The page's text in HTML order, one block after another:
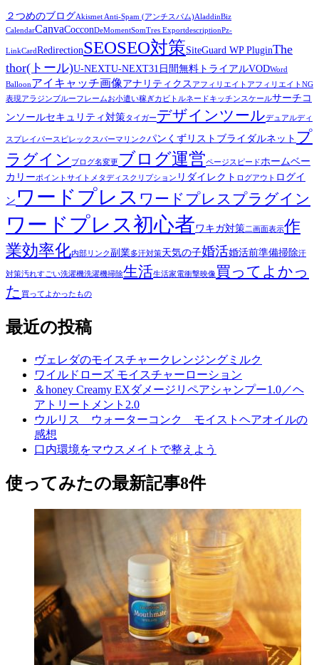
２つめのブログAkismet Anti-Spam (アンチスパム)AladdinBiz
CalendarCanvaCocconDeMomentSomTres ExportdescriptionPz-
LinkCardRedirectionSEOSEO対策SiteGuard WP PluginThe
thor(トール)U-NEXTU-NEXT31日間無料トライアルVODWord
Balloonアイキャッチ画像アナリティクス アフィリエイト アフィリエイトNG
表現アラジンブルーフレームお小遣い稼ぎカビトルネードキッチンスケールサーチコ
ンソールセキュリティ対策タイガーデザインツールデュアルディ
スプレイ パースピレックス パーマリンクパンくずリスト ブライダルネット プ
ラグイン ブログ名変更 ブログ運営ページスピードホームベー
カリーポイントサイト メタディスクリプション リダイレクト ログアウト ログイ
ン ワードプレス ワードプレスプラグイン
ワードプレス初心者ワキガ対策二画面表示作
業効率化内部リンク 副業多汗対策天気の子婚活婚活前準備掃除汗
対策汚れすごい洗濯機洗濯機掃除生活生活家電衝撃映像 買ってよかっ
た 買ってよかったもの
最近の投稿
ヴェレダのモイスチャークレンジングミルク
ワイルドローズ モイスチャーローション
＆honey Creamy EXダメージリペアシャンプー1.0／ヘ
アトリートメント2.0
ウルリス ウォーターコンク モイストヘアオイルの
感想
口内環境をマウスメイトで整えよう
使ってみたの最新記事8件